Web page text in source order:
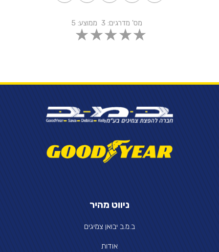
מס' מדרגים: 3 ממוצע: 5
ניווט מהיר
ב.מ.ב יבואן צמיגים
אודות